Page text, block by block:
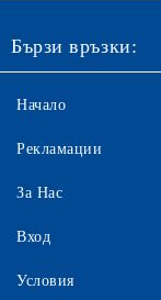
Бързи връзки:
Начало
Рекламации
За Нас
Вход
Условия